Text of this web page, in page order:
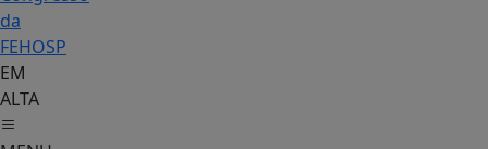
da
FEHOSP
EM
ALTA